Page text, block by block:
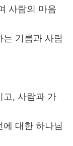
사람의 마음
는 기름과 사람
고 , 사람과 가
대한 하나님